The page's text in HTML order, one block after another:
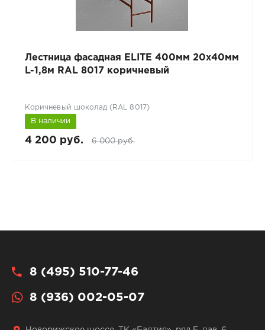
Лестница фасадная ELITE 400мм 20x40мм
L-1,8м RAL 8017 коричневый
Коричневый шоколад (RAL 8017)
В наличии
4 200 руб. 6 000 руб.
8 (495) 510-77-46
8 (936) 002-05-07